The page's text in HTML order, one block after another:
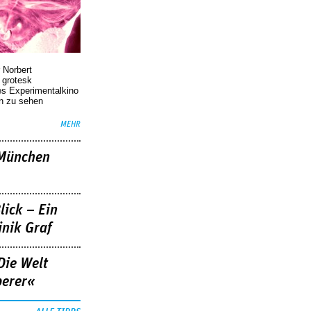
Experimentalkino
zu sehen
MEHR
– Ein
Graf
Welt